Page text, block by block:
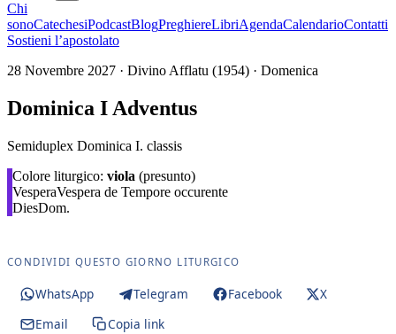
Chi
sonoCatechesiPodcastBlogPreghiereLibriAgendaCalendarioContatti
Sostieni l’apostolato
28 Novembre 2027 · Divino Afflatu (1954) · Domenica
Dominica I Adventus
Semiduplex Dominica I. classis
Colore liturgico: viola (presunto)
VesperaVespera de Tempore occurente
DiesDom.
CONDIVIDI QUESTO GIORNO LITURGICO
WhatsApp Telegram Facebook
X
Email
Copia link